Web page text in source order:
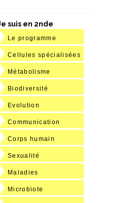
suis en 2nde
Le programme
Cellules spécialisées
Métabolisme
Biodiversité
Evolution
Communication
Corps humain
Sexualité
Maladies
Microbiote